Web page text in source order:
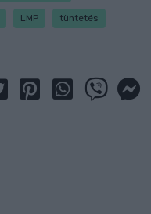
LMP tüntetés